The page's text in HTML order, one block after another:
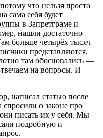
что нельзя просто
сама себя будет
в Запретграме и
нашли достаточно
больше четырёх тысяч
представляются,
там обосновались —
на вопросы. И
написал статью после
о законе про
писать их у себя. Мы
подробную и